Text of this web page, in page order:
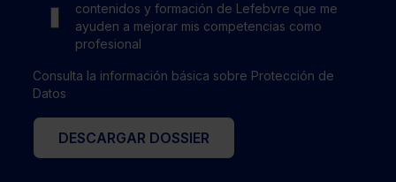
contenidos y formación de Lefebvre que me
ayuden a mejorar mis competencias como
profesional
Consulta la información básica sobre Protección de
Datos
DESCARGAR DOSSIER